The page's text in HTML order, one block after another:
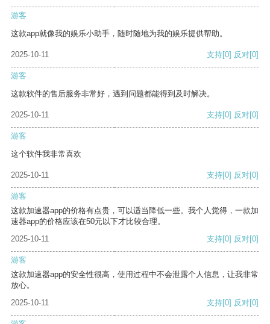
游客
这款app就像我的娱乐小助手，随时随地为我的娱乐提供帮助。
2025-10-11 支持[0] 反对[0]
游客
这款软件的售后服务非常好，遇到问题都能得到及时解决。
2025-10-11 支持[0] 反对[0]
游客
这个软件我非常喜欢
2025-10-11 支持[0] 反对[0]
游客
这款加速器app的价格有点贵，可以适当降低一些。我个人觉得，一款加
速器app的价格应该在50元以下才比较合理。
2025-10-11
支持[0] 反对[0]
游客
这款加速器app的安全性很高，使用过程中不会泄露个人信息，让我非常
放心。
2025-10-11
支持[0] 反对[0]